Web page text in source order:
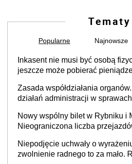
Tematy
Popularne Najnowsze
Inkasent nie musi być osobą
jeszcze może pobierać
Zasada współdziałania
działań administracji w
Nowy wspólny bilet w Rybniku i
Nieograniczona liczba
Niepodjęcie uchwały o
zwolnienie radnego to za mało.